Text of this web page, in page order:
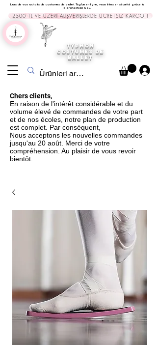
Lors de vos achats de costumes de ballet Tayfun en ligne, vous êtes en sécurité grâce à
la protection SSL.
2500 TL VE ÜZERİ ALIŞVERİŞLERDE ÜCRETSİZ KARGO !
TYPHON
COSTUMES DE
BALLET
Chers clients,
En raison de l'intérêt considérable et du
volume élevé de commandes de votre part
et de nos écoles, notre plan de production
est complet. Par conséquent,
Nous acceptons les nouvelles commandes
jusqu'au 20 août. Merci de votre
compréhension. Au plaisir de vous revoir
bientôt.